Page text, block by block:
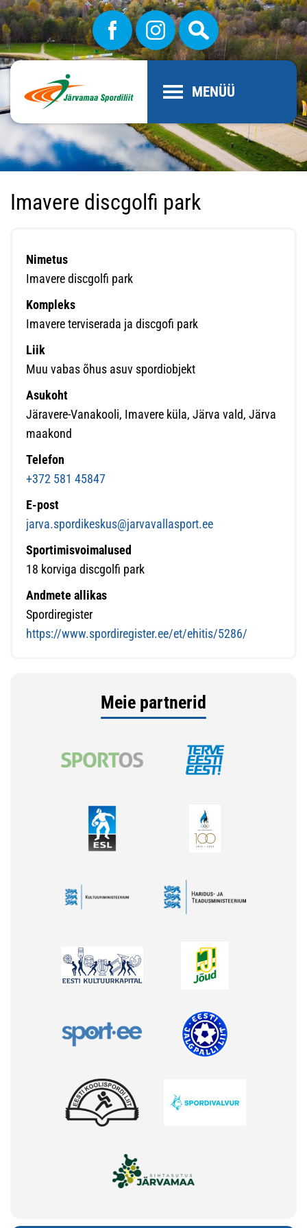
MENÜÜ
Imavere discgolfi park
Nimetus
Imavere discgolfi park
Kompleks
Imavere terviserada ja discgofi park
Liik
Muu vabas õhus asuv spordiobjekt
Asukoht
Järavere-Vanakooli, Imavere küla, Järva vald, Järva
maakond
Telefon
+372 581 45847
E-post
jarva.spordikeskus@jarvavallasport.ee
Sportimisvoimalused
18 korviga discgolfi park
Andmete allikas
Spordiregister
https://www.spordiregister.ee/et/ehitis/5286/
Meie partnerid